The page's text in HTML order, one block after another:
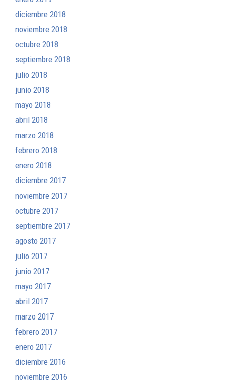
diciembre 2018
noviembre 2018
octubre 2018
septiembre 2018
julio 2018
junio 2018
mayo 2018
abril 2018
marzo 2018
febrero 2018
enero 2018
diciembre 2017
noviembre 2017
octubre 2017
septiembre 2017
agosto 2017
julio 2017
junio 2017
mayo 2017
abril 2017
marzo 2017
febrero 2017
enero 2017
diciembre 2016
noviembre 2016